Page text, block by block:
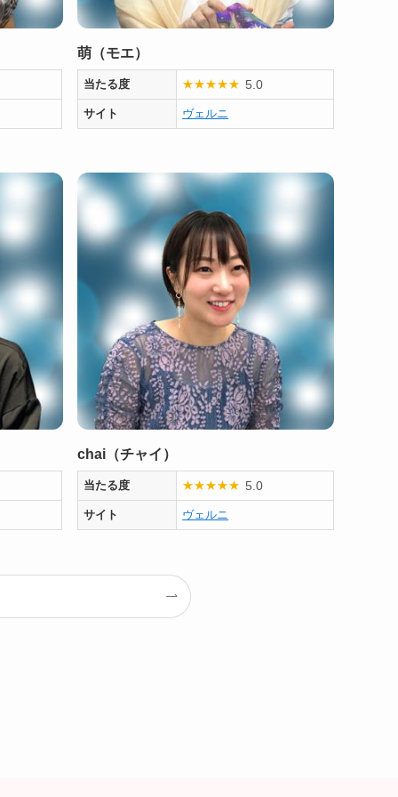
萌（モエ）
当たる度 ★★★★★ 5.0
サイト ヴェルニ
chai（チャイ）
当たる度 ★★★★★ 5.0
サイト ヴェルニ